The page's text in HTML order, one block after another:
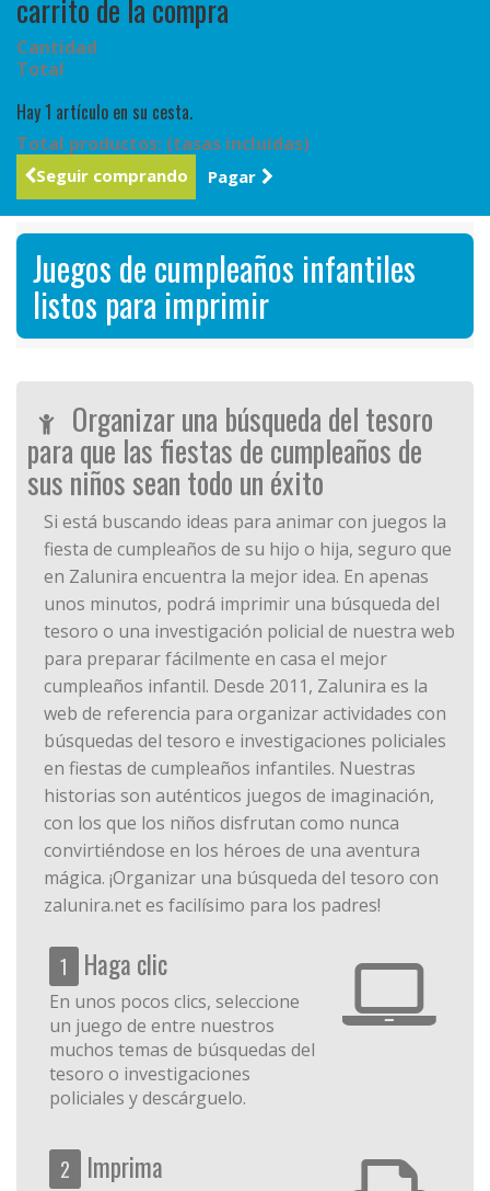
carrito de la compra
Cantidad
Total
Hay 1 artículo en su cesta.
Total productos: (tasas incluídas)
Seguir comprando Pagar
Juegos de cumpleaños infantiles
listos para imprimir
Organizar una búsqueda del tesoro
para que las fiestas de cumpleaños de
sus niños sean todo un éxito
Si está buscando ideas para animar con juegos la
fiesta de cumpleaños de su hijo o hija, seguro que
en Zalunira encuentra la mejor idea. En apenas
unos minutos, podrá imprimir una búsqueda del
tesoro o una investigación policial de nuestra web
para preparar fácilmente en casa el mejor
cumpleaños infantil. Desde 2011, Zalunira es la
web de referencia para organizar actividades con
búsquedas del tesoro e investigaciones policiales
en fiestas de cumpleaños infantiles. Nuestras
historias son auténticos juegos de imaginación,
con los que los niños disfrutan como nunca
convirtiéndose en los héroes de una aventura
mágica. ¡Organizar una búsqueda del tesoro con
zalunira.net es facilísimo para los padres!
1 Haga clic
En unos pocos clics, seleccione
un juego de entre nuestros
muchos temas de búsquedas del
tesoro o investigaciones
policiales y descárguelo.
2 Imprima